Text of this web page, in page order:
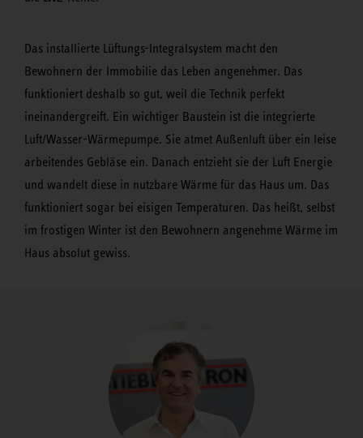
Das installierte Lüftungs-Integralsystem macht den
Bewohnern der Immobilie das Leben angenehmer. Das
funktioniert deshalb so gut, weil die Technik perfekt
ineinandergreift. Ein wichtiger Baustein ist die integrierte
Luft/Wasser-Wärmepumpe. Sie atmet Außenluft über ein leise
arbeitendes Gebläse ein. Danach entzieht sie der Luft Energie
und wandelt diese in nutzbare Wärme für das Haus um. Das
funktioniert sogar bei eisigen Temperaturen. Das heißt, selbst
im frostigen Winter ist den Bewohnern angenehme Wärme im
Haus absolut gewiss.